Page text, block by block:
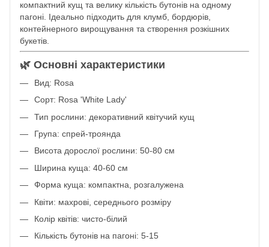
компактний кущ та велику кількість бутонів на одному
пагоні. Ідеально підходить для клумб, бордюрів,
контейнерного вирощування та створення розкішних
букетів.
🌿 Основні характеристики
Вид: Rosa
Сорт: Rosa 'White Lady'
Тип рослини: декоративний квітучий кущ
Група: спрей-троянда
Висота дорослої рослини: 50-80 см
Ширина куща: 40-60 см
Форма куща: компактна, розгалужена
Квіти: махрові, середнього розміру
Колір квітів: чисто-білий
Кількість бутонів на пагоні: 5-15